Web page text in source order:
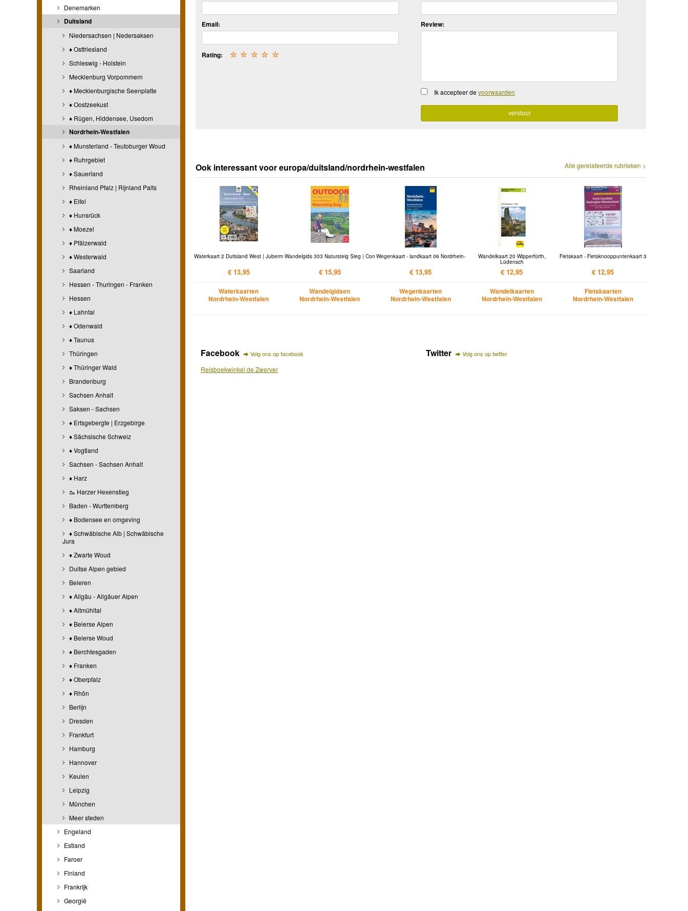
Denemarken
Duitsland
Niedersachsen | Nedersaksen
♦ Ostfriesland
Schleswig - Holstein
Mecklenburg Vorpommern
♦ Mecklenburgische Seenplatte
♦ Oostzeekust
♦ Rügen, Hiddensee, Usedom
Nordrhein-Westfalen
♦ Munsterland - Teutoburger Woud
♦ Ruhrgebiet
♦ Sauerland
Rheinland Pfalz | Rijnland Palts
♦ Eifel
♦ Hunsrück
♦ Moezel
♦ Pfälzerwald
♦ Westerwald
Saarland
Hessen - Thuringen - Franken
Hessen
♦ Lahntal
♦ Odenwald
♦ Taunus
Thüringen
♦ Thüringer Wald
Brandenburg
Sachsen Anhalt
Saksen - Sachsen
♦ Ertsgebergte | Erzgebirge
♦ Sächsische Schweiz
♦ Vogtland
Sachsen - Sachsen Anhalt
♦ Harz
🥾 Harzer Hexenstieg
Baden - Wurttemberg
♦ Bodensee en omgeving
♦ Schwäbische Alb | Schwäbische
Jura
♦ Zwarte Woud
Duitse Alpen gebied
Beieren
♦ Allgäu - Allgäuer Alpen
♦ Altmühltal
♦ Beierse Alpen
♦ Beierse Woud
♦ Berchtesgaden
♦ Franken
♦ Oberpfalz
♦ Rhön
Berlijn
Dresden
Frankfurt
Hamburg
Hannover
Keulen
Leipzig
München
Meer steden
Engeland
Estland
Faroer
Finland
Frankrijk
Georgië
Email:
Rating: ☆
☆
☆
☆
☆
Review:
Ik accepteer devoorwaarden
Alle gerelateerde rubrieken >
Ook interessant voor europa/duitsland/nordrhein-westfalen
Waterkaart 2 Duitsland West | Juberm
€ 13,95
Waterkaarten
Nordrhein-Westfalen
Wandelgids 303 Natursteig Sieg | Con
€ 15,95
Wandelgidsen
Nordrhein-Westfalen
Wegenkaart - landkaart 06 Nordrhein-
€ 13,95
Wegenkaarten
Nordrhein-Westfalen
Wandelkaart 20 Wipperfürth,
Lüdensch
€ 12,95
Wandelkaarten
Nordrhein-Westfalen
Fietskaart - Fietsknooppuntenkaart 3
€ 12,95
Fietskaarten
Nordrhein-Westfalen
Facebook Volg ons op facebook
Reisboekwinkel de Zwerver
Twitter Volg ons op twitter